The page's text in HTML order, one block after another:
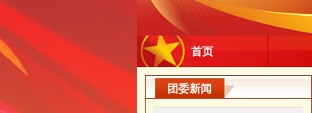
首页
团委新闻